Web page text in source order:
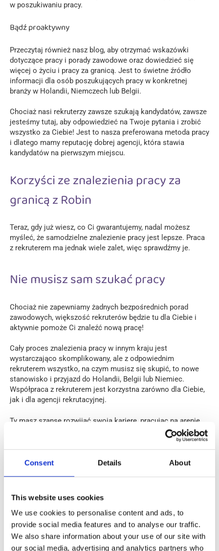
Consent Details About
This website uses cookies
We use cookies to personalise content and ads, to
provide social media features and to analyse our traffic.
We also share information about your use of our site with
our social media, advertising and analytics partners who
w poszukiwaniu pracy.
Bądź proaktywny
Przeczytaj również nasz blog, aby otrzymać wskazówki
dotyczące pracy i porady zawodowe oraz dowiedzieć się
więcej o życiu i pracy za granicą. Jest to świetne źródło
informacji dla osób poszukujących pracy w konkretnej
branży w Holandii, Niemczech lub Belgii.
Chociaż nasi rekruterzy zawsze szukają kandydatów, zawsze
jesteśmy tutaj, aby odpowiedzieć na Twoje pytania i zrobić
wszystko za Ciebie! Jest to nasza preferowana metoda pracy
i dlatego mamy reputację dobrej agencji, która stawia
kandydatów na pierwszym miejscu.
Korzyści ze znalezienia pracy za
granicą z Robin
Teraz, gdy już wiesz, co Ci gwarantujemy, nadal możesz
myśleć, że samodzielne znalezienie pracy jest lepsze. Praca
z rekruterem ma jednak wiele zalet, więc sprawdźmy je.
Nie musisz sam szukać pracy
Chociaż nie zapewniamy żadnych bezpośrednich porad
zawodowych, większość rekruterów będzie tu dla Ciebie i
aktywnie pomoże Ci znaleźć nową pracę!
Cały proces znalezienia pracy w innym kraju jest
wystarczająco skomplikowany, ale z odpowiednim
rekruterem wszystko, na czym musisz się skupić, to nowe
stanowisko i przyjazd do Holandii, Belgii lub Niemiec.
Współpraca z rekruterem jest korzystna zarówno dla Ciebie,
jak i dla agencji rekrutacyjnej.
Ty masz szansę rozwijać swoją karierę, pracując na arenie
naszą wizję
tworzenia świata z równymi szansami na rynku pracy, mając
na celu poprawę życia 7000 bohaterów rocznie do 2025 roku.
Bezpieczeństwo i spokój ducha